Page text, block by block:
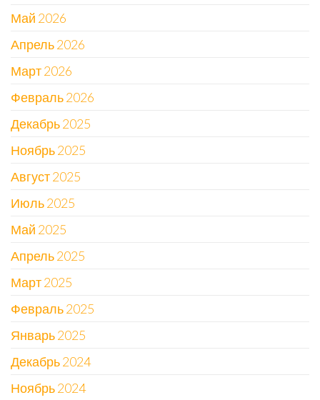
Май 2026
Апрель 2026
Март 2026
Февраль 2026
Декабрь 2025
Ноябрь 2025
Август 2025
Июль 2025
Май 2025
Апрель 2025
Март 2025
Февраль 2025
Январь 2025
Декабрь 2024
Ноябрь 2024